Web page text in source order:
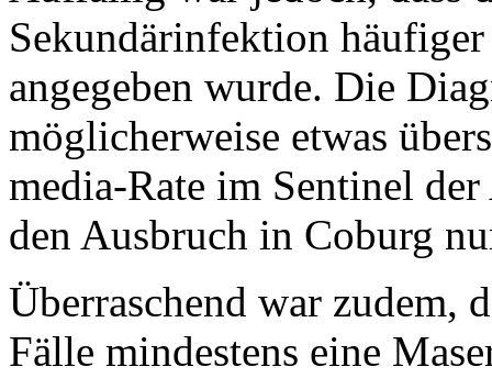
Sekundärinfektion
angegeben wurde. Die
möglicherweise etwas
media-Rate im Sentinel
den Ausbruch in Coburg
Überraschend war zudem,
Fälle mindestens eine